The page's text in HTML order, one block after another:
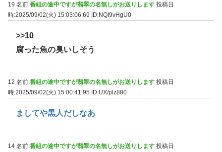
19 名前:番組の途中ですが翡翠の名無しがお送りします 投稿日
時:2025/09/02(火) 15:03:06.69 ID:NQI9vHgU0
>>10
腐った魚の臭いしそう
12 名前:番組の途中ですが翡翠の名無しがお送りします 投稿日
時:2025/09/02(火) 15:00:41.95
ID:UX/plz880
ましてや黒人だしなあ
14 名前:番組の途中ですが翡翠の名無しがお送りします 投稿日